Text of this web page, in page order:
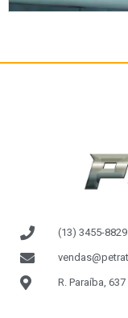
(13) 3455-8829
R. Paraíba,